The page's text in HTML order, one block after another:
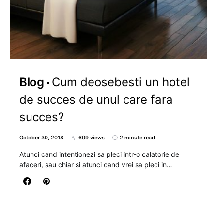
Blog
Cum deosebesti un hotel
de succes de unul care fara
succes?
October 30, 2018 609 views 2 minute read
Atunci cand intentionezi sa pleci intr-o calatorie de
afaceri, sau chiar si atunci cand vrei sa pleci in…